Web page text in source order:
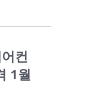
컨
1월